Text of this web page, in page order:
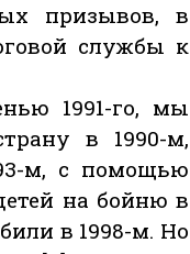
призывов, в
службы к
1991-го, мы
в 1990-м,
м, с помощью
на бойню в
в 1998-м. Но